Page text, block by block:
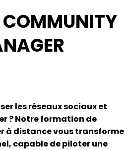
COMMUNITY
les réseaux sociaux et
? Notre formation de
à distance vous transforme
capable de piloter une